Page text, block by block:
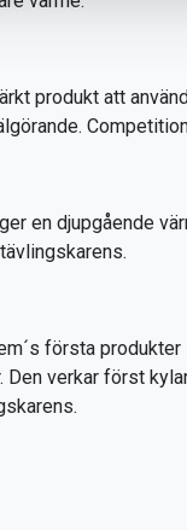
produkt att
en djupgående
första
verkar först